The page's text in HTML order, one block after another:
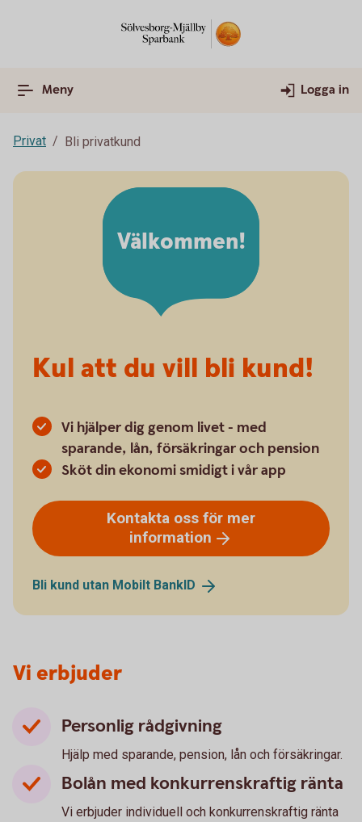
Meny Logga in
Privat Bli privatkund
Kul att du vill bli kund!
Vi hjälper dig genom livet - med
sparande, lån, försäkringar och pension
Sköt din ekonomi smidigt i vår app
Kontakta oss för mer
information
Bli kund utan Mobilt BankID
Välkommen!
Vi erbjuder
Personlig rådgivning
Hjälp med sparande, pension, lån och försäkringar.
Bolån med konkurrenskraftig ränta
Vi erbjuder individuell och konkurrenskraftig ränta